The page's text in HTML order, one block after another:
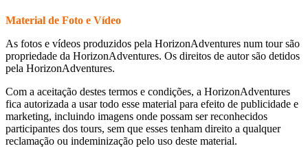
Material de Foto e Vídeo
As fotos e vídeos produzidos pela HorizonAdventures num tour são
propriedade da HorizonAdventures. Os direitos de autor são detidos
pela HorizonAdventures.
Com a aceitação destes termos e condições, a HorizonAdventures
fica autorizada a usar todo esse material para efeito de publicidade e
marketing, incluindo imagens onde possam ser reconhecidos
participantes dos tours, sem que esses tenham direito a qualquer
reclamação ou indeminização pelo uso deste material.